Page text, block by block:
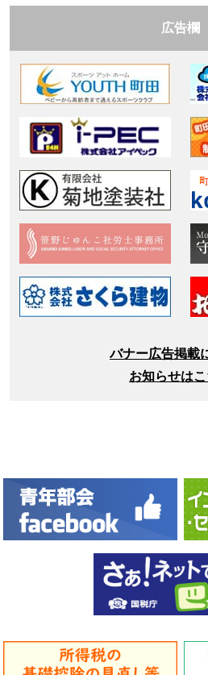
広告欄
バナー広告掲載
お知らせはこ